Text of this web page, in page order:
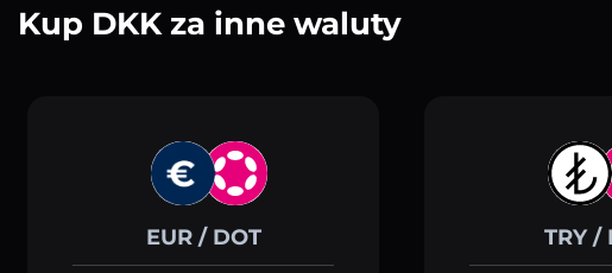
Kup DKK za inne waluty
EUR / DOT TRY /